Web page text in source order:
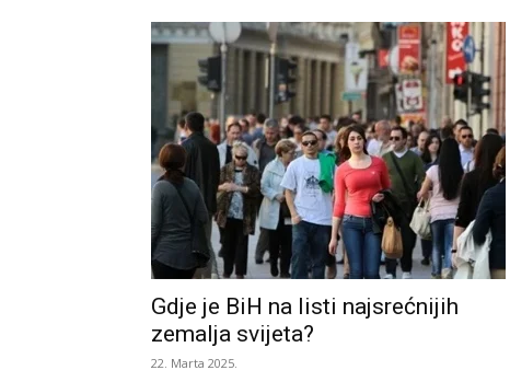
Gdje je BiH na listi najsrećnijih
zemalja svijeta?
22. Marta 2025.